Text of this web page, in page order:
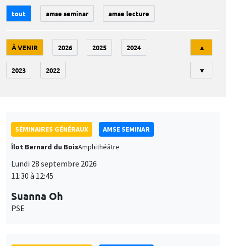
tout amse seminar amse lecture
À VENIR 2026 2025 2024
2023 2022
▲
▼
SÉMINAIRES GÉNÉRAUX
AMSE SEMINAR
Îlot Bernard du BoisAmphithéâtre
Lundi 28 septembre 2026
11:30 à 12:45
Suanna Oh
PSE